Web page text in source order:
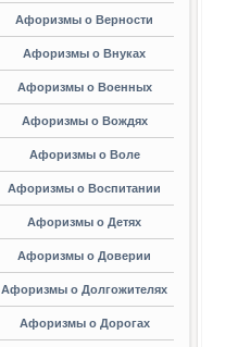
Афоризмы о Верности
Афоризмы о Внуках
Афоризмы о Военных
Афоризмы о Вождях
Афоризмы о Воле
Афоризмы о Воспитании
Афоризмы о Детях
Афоризмы о Доверии
Афоризмы о Долгожителях
Афоризмы о Дорогах